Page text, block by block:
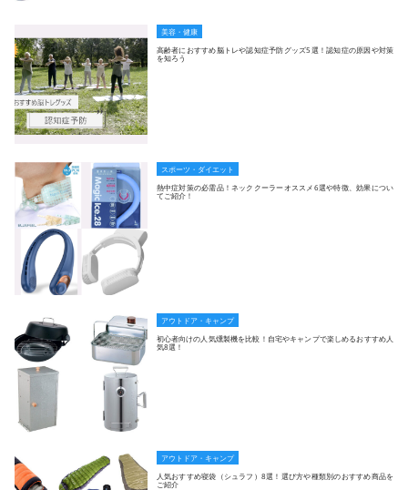
美容・健康
高齢者におすすめ脳トレや認知症予防グッズ5選！認知症の原因や対策
を知ろう
スポーツ・ダイエット
熱中症対策の必需品！ネッククーラーオススメ6選や特徴、効果につい
てご紹介！
アウトドア・キャンプ
初心者向けの人気燻製機を比較！自宅やキャンプで楽しめるおすすめ人
気8選！
アウトドア・キャンプ
人気おすすめ寝袋（シュラフ）8選！選び方や種類別のおすすめ商品を
ご紹介